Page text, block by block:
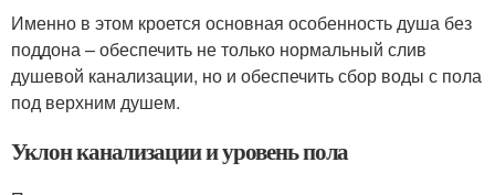
Именно в этом кроется основная особенность душа без
поддона – обеспечить не только нормальный слив
душевой канализации, но и обеспечить сбор воды с пола
под верхним душем.
Уклон канализации и уровень пола